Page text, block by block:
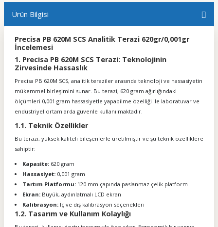
Ürün Bilgisi
Precisa PB 620M SCS Analitik Terazi 620gr/0,001gr
İncelemesi
1. Precisa PB 620M SCS Terazi: Teknolojinin
Zirvesinde Hassaslık
Precisa PB 620M SCS, analitik teraziler arasında teknoloji ve hassasiyetin
mükemmel birleşimini sunar. Bu terazi, 620 gram ağırlığındaki
ölçümleri 0,001 gram hassasiyetle yapabilme özelliği ile laboratuvar ve
endüstriyel ortamlarda güvenle kullanılmaktadır.
1.1. Teknik Özellikler
Bu terazi, yüksek kaliteli bileşenlerle üretilmiştir ve şu teknik özelliklere
sahiptir:
Kapasite: 620 gram
Hassasiyet: 0,001 gram
Tartım Platformu: 120 mm çapında paslanmaz çelik platform
Ekran: Büyük, aydınlatmalı LCD ekran
Kalibrasyon: İç ve dış kalibrasyon seçenekleri
1.2. Tasarım ve Kullanım Kolaylığı